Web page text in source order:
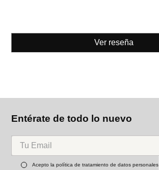
Ver reseña
Entérate de todo lo nuevo
Acepto la política de tratamiento de datos personales